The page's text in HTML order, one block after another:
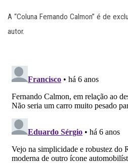
A “Coluna Fernando Calmon” é de
autor.